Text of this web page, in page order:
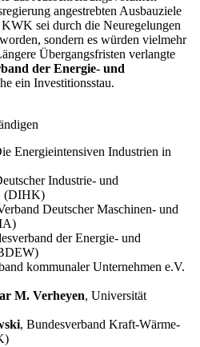
angestrebten Ausbauziele
sei durch die Neuregelungen
sondern es würden vielmehr
Übergangsfristen verlangte
der Energie- und
ein Investitionsstau.
Energieintensiven Industrien in
Industrie- und
(DIHK)
Deutscher Maschinen- und
der Energie- und
kommunaler Unternehmen e.V.
M. Verheyen, Universität
, Bundesverband Kraft-Wärme-